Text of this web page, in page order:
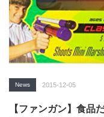
News 2015-12-05
【ファンガン】食品